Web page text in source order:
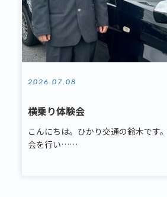
2026.07.08
横乗り体験会
こんにちは。ひかり交通の鈴木です
会を行い……